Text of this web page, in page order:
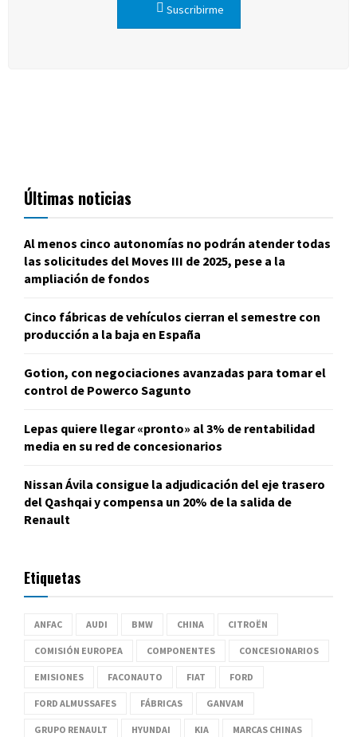
Suscribirme
Últimas noticias
Al menos cinco autonomías no podrán atender todas
las solicitudes del Moves III de 2025, pese a la
ampliación de fondos
Cinco fábricas de vehículos cierran el semestre con
producción a la baja en España
Gotion, con negociaciones avanzadas para tomar el
control de Powerco Sagunto
Lepas quiere llegar «pronto» al 3% de rentabilidad
media en su red de concesionarios
Nissan Ávila consigue la adjudicación del eje trasero
del Qashqai y compensa un 20% de la salida de
Renault
Etiquetas
ANFAC AUDI BMW CHINA CITROËN
COMISIÓN EUROPEA COMPONENTES CONCESIONARIOS
EMISIONES FACONAUTO FIAT FORD
FORD ALMUSSAFES FÁBRICAS GANVAM
GRUPO RENAULT HYUNDAI KIA MARCAS CHINAS